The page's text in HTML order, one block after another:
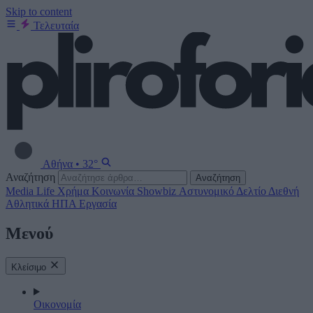
Skip to content
Τελευταία
Αθήνα • 32°
Αναζήτηση
Αναζήτηση
Media Life Χρήμα Κοινωνία Showbiz Αστυνομικό Δελτίο Διεθνή
Αθλητικά ΗΠΑ Εργασία
Μενού
Κλείσιμο
Οικονομία